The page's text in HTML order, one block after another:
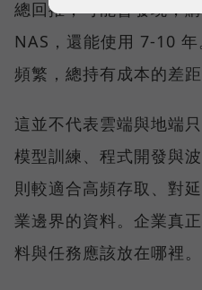
總回推，可能會發現，
NAS，還能使用 7-10
頻繁，總持有成本的差距
這並不代表雲端與地端
模型訓練、程式開發與
則較適合高頻存取、對
業邊界的資料。企業真
料與任務應該放在哪裡。